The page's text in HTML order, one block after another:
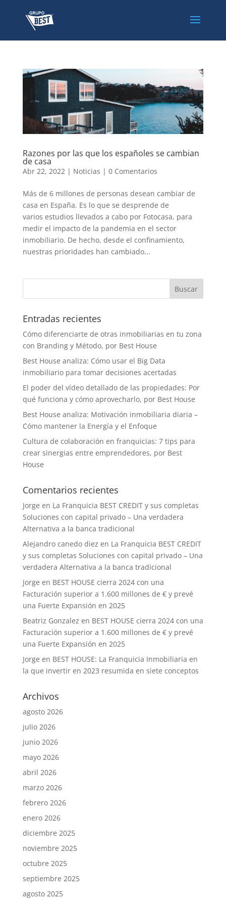
Razones por las que los españoles se cambian
de casa
Abr 22, 2022| Noticias | 0 Comentarios
Más de 6 millones de personas desean cambiar de
casa en España. Es lo que se desprende de
varios estudios llevados a cabo por Fotocasa, para
medir el impacto de la pandemia en el sector
inmobiliario. De hecho, desde el confinamiento,
nuestras prioridades han cambiado...
Entradas recientes
Cómo diferenciarte de otras inmobiliarias en tu zona
con Branding y Método, por Best House
Best House analiza: Cómo usar el Big Data
inmobiliario para tomar decisiones acertadas
El poder del vídeo detallado de las propiedades: Por
qué funciona y cómo aprovecharlo, por Best House
Best House analiza: Motivación inmobiliaria diaria –
Cómo mantener la Energía y el Enfoque
Cultura de colaboración en franquicias: 7 tips para
crear sinergias entre emprendedores, por Best
House
Comentarios recientes
Jorge en La Franquicia BEST CREDIT y sus completas
Soluciones con capital privado – Una verdadera
Alternativa a la banca tradicional
Alejandro canedo diez en La Franquicia BEST CREDIT
y sus completas Soluciones con capital privado – Una
verdadera Alternativa a la banca tradicional
Jorge en BEST HOUSE cierra 2024 con una
Facturación superior a 1.600 millones de € y prevé
una Fuerte Expansión en 2025
Beatriz Gonzalez en BEST HOUSE cierra 2024 con una
Facturación superior a 1.600 millones de € y prevé
una Fuerte Expansión en 2025
Jorge en BEST HOUSE: La Franquicia Inmobiliaria en
la que invertir en 2023 resumida en siete conceptos
Archivos
agosto 2026
julio 2026
junio 2026
mayo 2026
abril 2026
marzo 2026
febrero 2026
enero 2026
diciembre 2025
noviembre 2025
octubre 2025
septiembre 2025
agosto 2025